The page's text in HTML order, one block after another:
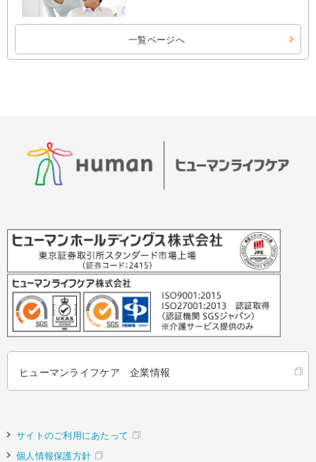
一覧ページへ
ヒューマンライフケア 企業情報
サイトのご利用にあたって
個人情報保護方針